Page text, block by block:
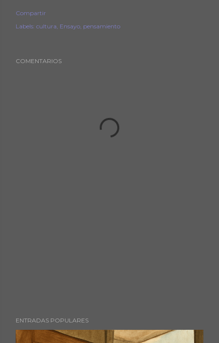
Compartir
Labels: cultura Ensayo pensamiento
COMENTARIOS
ENTRADAS POPULARES